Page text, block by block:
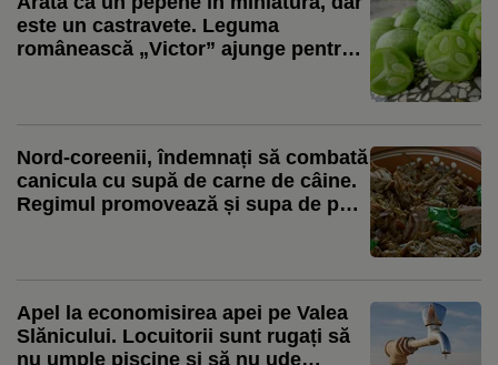
este un castravete. Leguma
românească „Victor” ajunge pentru
Nord-coreenii, îndemnați să combată
canicula cu supă de carne de câine.
Regimul promovează și supa de pui
Apel la economisirea apei pe Valea
Slănicului. Locuitorii sunt rugați să
nu umple piscine și să nu ude